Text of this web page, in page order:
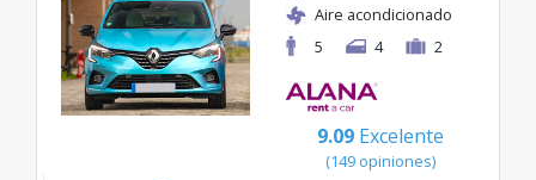
Aire acondicionado
5
4 2
9.09 Excelente
(149 opiniones)